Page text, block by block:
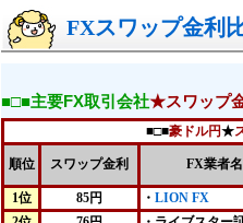
FXスワップ金利
■□■主要FX取引会社★スワップ
■□■豪ドル円★
順位 スワップ金利 FX業者名
1位 85円 ・ LION FX